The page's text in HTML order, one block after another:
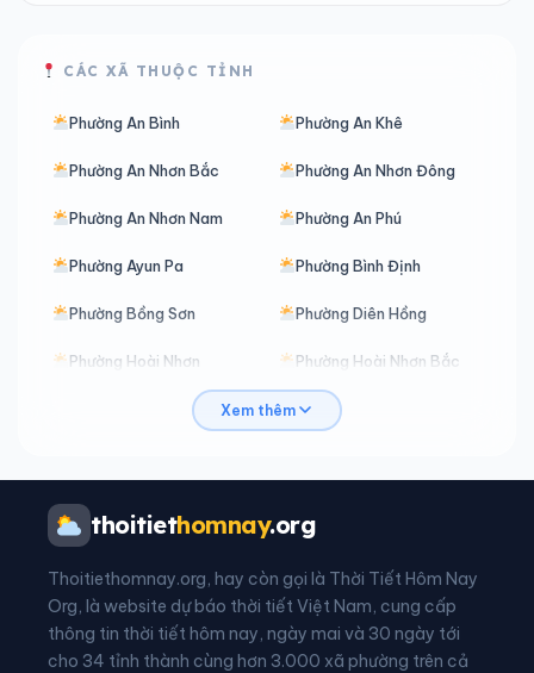
CÁC XÃ THUỘC TỈNH
Phường An Bình Phường An Khê
Phường An Nhơn Bắc Phường An Nhơn Đông
Phường An Nhơn Nam Phường An Phú
Phường Ayun Pa Phường Bình Định
Phường Bồng Sơn Phường Diên Hồng
Phường Hoài Nhơn Phường Hoài Nhơn Bắc
Phường Hoài Nhơn Đông Phường Hoài Nhơn Nam
Phường Pleiku
Phường Quy Nhơn Bắc
Phường Quy Nhơn Nam Phường Quy Nhơn Tây
Phường Tam Quan Phường Thống Nhất
Xem thêm
thoitiethomnay.org
Thoitiethomnay.org, hay còn gọi là Thời Tiết Hôm Nay
Org, là website dự báo thời tiết Việt Nam, cung cấp
thông tin thời tiết hôm nay, ngày mai và 30 ngày tới
cho 34 tỉnh thành cùng hơn 3.000 xã phường trên cả